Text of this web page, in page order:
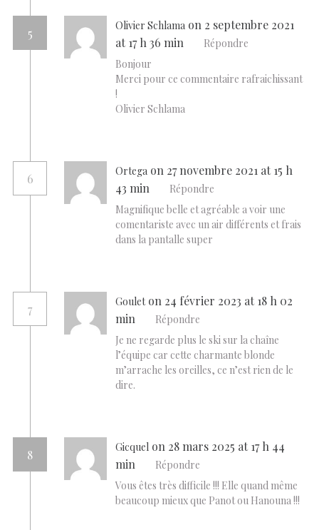
5
Olivier Schlama on 2 septembre 2021
at 17 h 36 min
Répondre
Bonjour
Merci pour ce commentaire rafraichissant
!
Olivier Schlama
6
Ortega on 27 novembre 2021 at 15 h
43 min
Répondre
Magnifique belle et agréable a voir une
comentariste avec un air différents et frais
dans la pantalle super
7
Goulet on 24 février 2023 at 18 h 02
min
Répondre
Je ne regarde plus le ski sur la chaîne
l’équipe car cette charmante blonde
m’arrache les oreilles, ce n’est rien de le
dire.
8
Gicquel on 28 mars 2025 at 17 h 44
min
Répondre
Vous êtes très difficile !!! Elle quand même
beaucoup mieux que Panot ou Hanouna !!!